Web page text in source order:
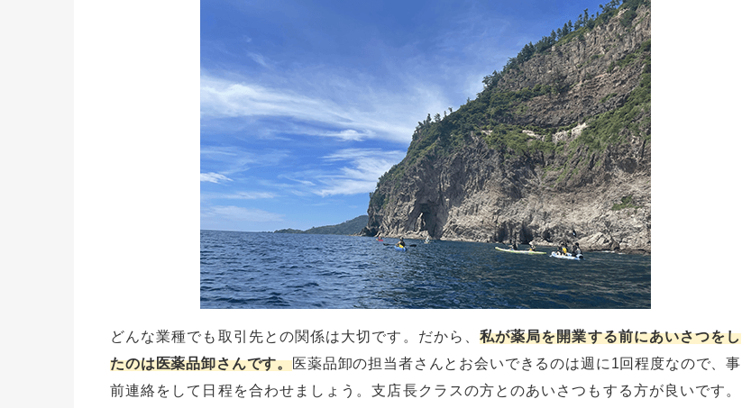
どんな業種でも取引先との関係は大切です。だから、 私が薬局を開業する前にあいさつをし
たのは医薬品卸さんです。医薬品卸の担当者さんとお会いできるのは週に1回程度なので、事
前連絡をして日程を合わせましょう。支店長クラスの方とのあいさつもする方が良いです。